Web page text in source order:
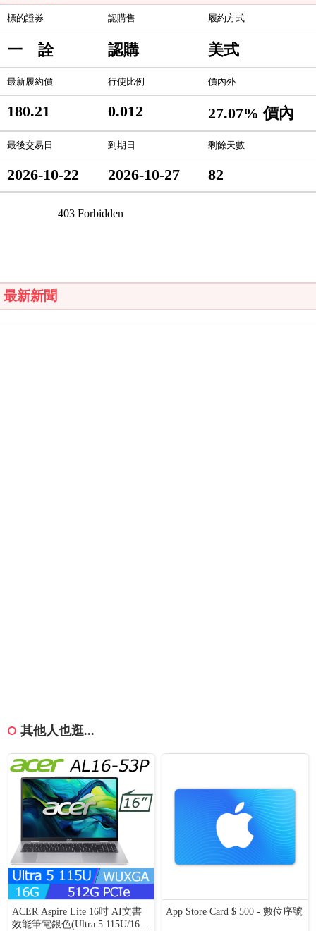
標的證券 認購售 履約方式
一 詮 認購 美式
最新履約價 行使比例 價內外
180.21 0.012 27.07% 價內
最後交易日 到期日 剩餘天數
2026-10-22 2026-10-27 82
最新新聞
其他人也逛...
ACER Aspire Lite 16吋 AI文書
效能筆電銀色(Ultra 5 115U/16G
App Store Card $ 500 - 數位序號